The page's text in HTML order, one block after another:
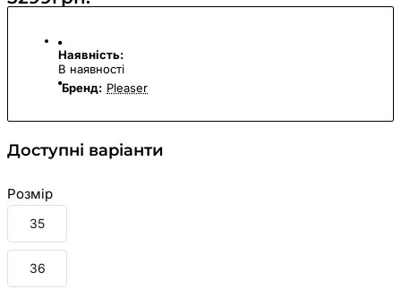
Наявність:
В наявності
Бренд: Pleaser
Доступні варіанти
Розмір
35
36